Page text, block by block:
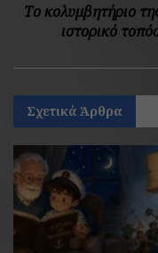
Το κολυμβητήριο
ιστορικό
Σχετικά Άρθρα